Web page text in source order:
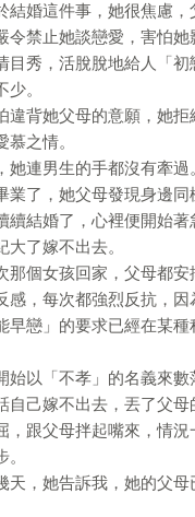
結婚這件事，她很焦慮，
令禁止她談戀愛，害怕她
目秀，活脫脫地給人「初
。
違背她父母的意願，她拒
慕之情。
她連男生的手都沒有牽過。
業了，她父母發現身邊
續結婚了，心裡便開始
大了嫁不出去。
那個女孩回家，父母都安
感，每次都強烈反抗，因
早戀」的要求已經在某種
始以「不孝」的名義來數
自己嫁不出去，丟了父母
，跟父母拌起嘴來，情
天，她告訴我，她的父母